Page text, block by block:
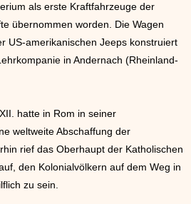
als erste Kraftfahrzeuge der
übernommen worden. Die Wagen
US-amerikanischen Jeeps konstruiert
in Andernach (Rheinland-
hatte in Rom in seiner
weltweite Abschaffung der
rief das Oberhaupt der Katholischen
den Kolonialvölkern auf dem Weg in
zu sein.